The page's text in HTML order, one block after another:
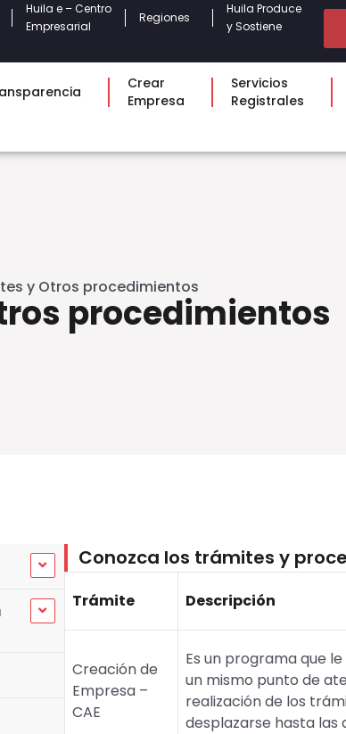
Huila e – Centro
Empresarial
Regiones
Huila Produce
y Sostiene
Crear
Empresa
Servicios
Registrales
y Otros procedimientos
procedimientos
Conozca los trámites y
Trámite Descripción
Creación de
Empresa –
CAE
Es un programa que
un mismo punto de
realización de los
desplazarse hasta las